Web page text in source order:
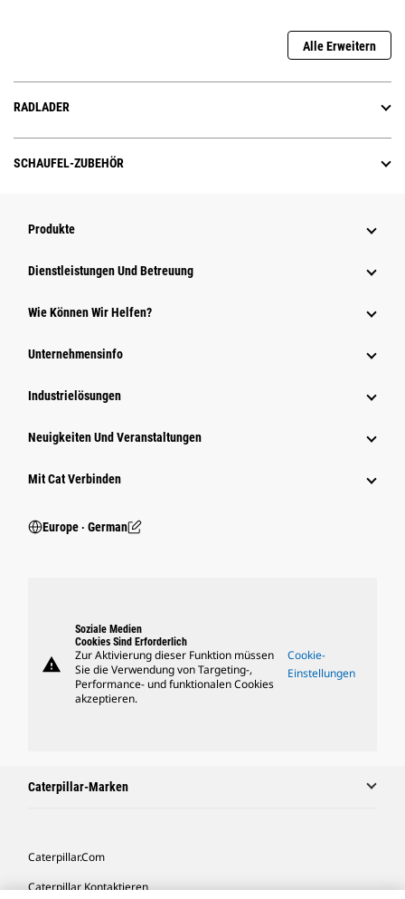
Alle Erweitern
RADLADER
SCHAUFEL-ZUBEHÖR
Produkte
Dienstleistungen Und Betreuung
Wie Können Wir Helfen?
Unternehmensinfo
Industrielösungen
Neuigkeiten Und Veranstaltungen
Mit Cat Verbinden
Europe ‧ German
warning
Soziale Medien
Cookies Sind Erforderlich
Zur Aktivierung dieser Funktion müssen
Sie die Verwendung von Targeting-,
Performance- und funktionalen Cookies
akzeptieren.
Cookie-
Einstellungen
Caterpillar-Marken
Caterpillar.com
Caterpillar Kontaktieren